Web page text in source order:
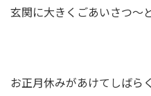
玄関に大きくごあいさつ～
お正月休みがあけてしばら